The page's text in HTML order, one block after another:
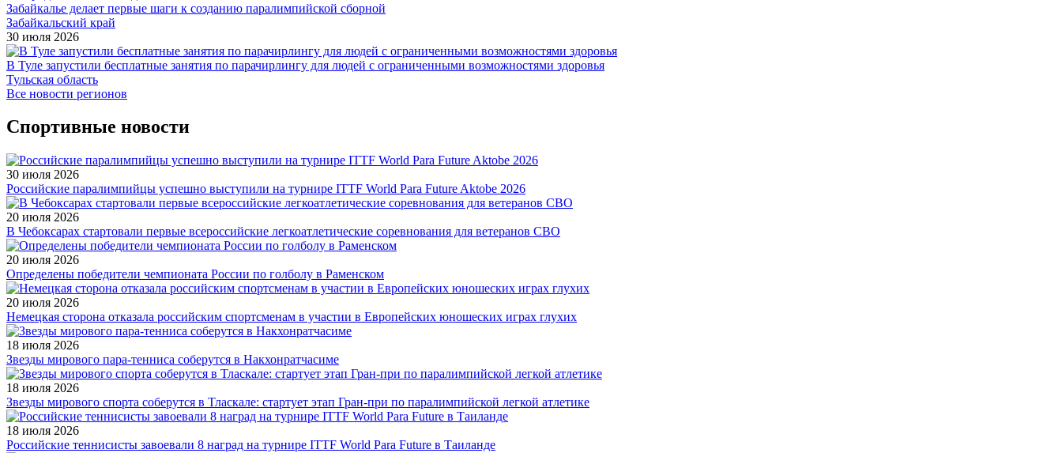
Забайкалье делает первые шаги к созданию паралимпийской сборной
Забайкальский край
30 июля 2026
В Туле запустили бесплатные занятия по парачирлингу для людей с ограниченными возможностями здоровья
Тульская область
Все новости регионов
Спортивные новости
30 июля 2026
Российские паралимпийцы успешно выступили на турнире ITTF World Para Future Aktobe 2026
20 июля 2026
В Чебоксарах стартовали первые всероссийские легкоатлетические соревнования для ветеранов СВО
20 июля 2026
Определены победители чемпионата России по голболу в Раменском
20 июля 2026
Немецкая сторона отказала российским спортсменам в участии в Европейских юношеских играх глухих
18 июля 2026
Звезды мирового пара-тенниса соберутся в Накхонратчасиме
18 июля 2026
Звезды мирового спорта соберутся в Тласкале: стартует этап Гран-при по паралимпийской легкой атлетике
18 июля 2026
Российские теннисисты завоевали 8 наград на турнире ITTF World Para Future в Таиланде